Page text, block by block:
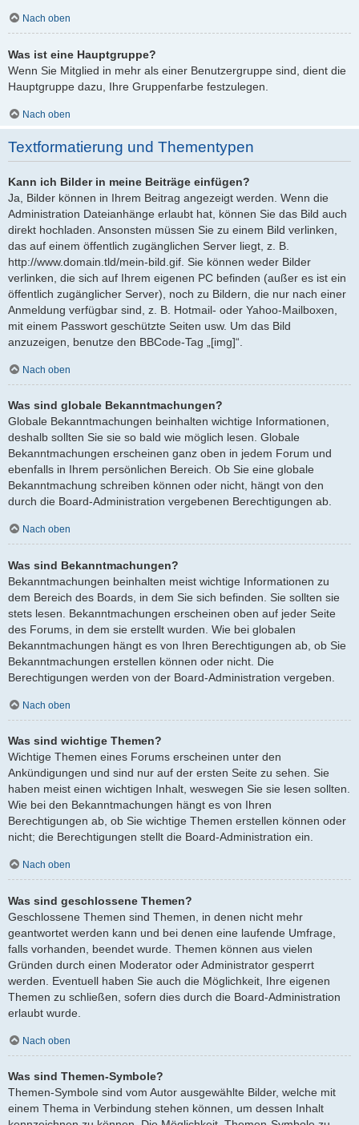
Nach oben
Was ist eine Hauptgruppe?
Wenn Sie Mitglied in mehr als einer Benutzergruppe sind, dient die
Hauptgruppe dazu, Ihre Gruppenfarbe festzulegen.
Nach oben
Textformatierung und Thementypen
Kann ich Bilder in meine Beiträge einfügen?
Ja, Bilder können in Ihrem Beitrag angezeigt werden. Wenn die
Administration Dateianhänge erlaubt hat, können Sie das Bild auch
direkt hochladen. Ansonsten müssen Sie zu einem Bild verlinken,
das auf einem öffentlich zugänglichen Server liegt, z. B.
http://www.domain.tld/mein-bild.gif. Sie können weder Bilder
verlinken, die sich auf Ihrem eigenen PC befinden (außer es ist ein
öffentlich zugänglicher Server), noch zu Bildern, die nur nach einer
Anmeldung verfügbar sind, z. B. Hotmail- oder Yahoo-Mailboxen,
mit einem Passwort geschützte Seiten usw. Um das Bild
anzuzeigen, benutze den BBCode-Tag „[img]“.
Nach oben
Was sind globale Bekanntmachungen?
Globale Bekanntmachungen beinhalten wichtige Informationen,
deshalb sollten Sie sie so bald wie möglich lesen. Globale
Bekanntmachungen erscheinen ganz oben in jedem Forum und
ebenfalls in Ihrem persönlichen Bereich. Ob Sie eine globale
Bekanntmachung schreiben können oder nicht, hängt von den
durch die Board-Administration vergebenen Berechtigungen ab.
Nach oben
Was sind Bekanntmachungen?
Bekanntmachungen beinhalten meist wichtige Informationen zu
dem Bereich des Boards, in dem Sie sich befinden. Sie sollten sie
stets lesen. Bekanntmachungen erscheinen oben auf jeder Seite
des Forums, in dem sie erstellt wurden. Wie bei globalen
Bekanntmachungen hängt es von Ihren Berechtigungen ab, ob Sie
Bekanntmachungen erstellen können oder nicht. Die
Berechtigungen werden von der Board-Administration vergeben.
Nach oben
Was sind wichtige Themen?
Wichtige Themen eines Forums erscheinen unter den
Ankündigungen und sind nur auf der ersten Seite zu sehen. Sie
haben meist einen wichtigen Inhalt, weswegen Sie sie lesen sollten.
Wie bei den Bekanntmachungen hängt es von Ihren
Berechtigungen ab, ob Sie wichtige Themen erstellen können oder
nicht; die Berechtigungen stellt die Board-Administration ein.
Nach oben
Was sind geschlossene Themen?
Geschlossene Themen sind Themen, in denen nicht mehr
geantwortet werden kann und bei denen eine laufende Umfrage,
falls vorhanden, beendet wurde. Themen können aus vielen
Gründen durch einen Moderator oder Administrator gesperrt
werden. Eventuell haben Sie auch die Möglichkeit, Ihre eigenen
Themen zu schließen, sofern dies durch die Board-Administration
erlaubt wurde.
Nach oben
Was sind Themen-Symbole?
Themen-Symbole sind vom Autor ausgewählte Bilder, welche mit
einem Thema in Verbindung stehen können, um dessen Inhalt